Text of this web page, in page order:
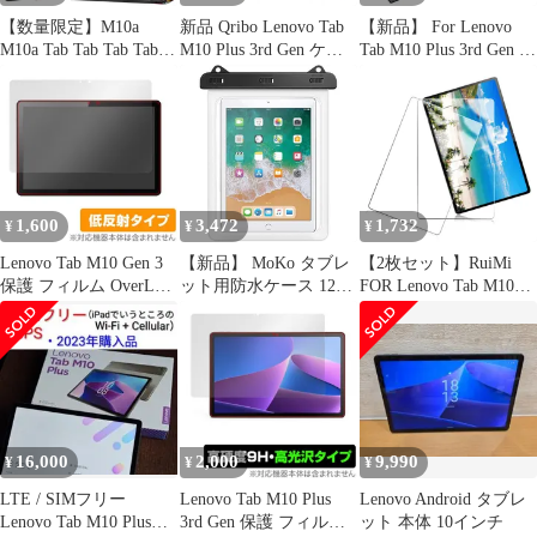
【数量限定】M10a
M10a Tab Tab Tab Tab / /
ートスリープ スタ
新品 Qribo Lenovo Tab
M10 Plus 3rd Gen ケー
ス シンプルなのに可愛
いデザイン エンボス加
工猫柄 うれしい気持ち
10.61インチ対応
Lenovo Tab M10 Plus 第
3世代 ケース 複数の視
野角 Lenovo M10
【新品】 For Lenovo
Tab M10 Plus 3rd Gen ケ
ット PC ケース カバー
Tb-125F 自動スリープ
機能付き トリフォール
ドスタンド 角度調整 防
汚 耐衝撃 耐久性保護ケ
ース (青い) 0
¥ 1,600
Lenovo Tab M10 Gen 3
保護 フィルム OverLay
Plus for レノボ タブレ
ット M10 Gen3 液晶保
護 アンチグレア 反射防
止 非光沢 指紋防止
¥ 3,472
【新品】 MoKo タブレ
ット用防水ケース 12イ
ケース 首掛けバンド付
き 手ホルダー付き 浴室
お風呂 プール 水泳 砂
浜 海水浴 iPad 第11世
代 2025 /iPad Air 11イン
チ 2025/ iPad 第9/8/ 1
¥ 1,732
【2枚セット】RuiMi
FOR Lenovo Tab M10
Plus (3rd Gen) ガラスフ
ィルム FOR Lenovo Tab
M10 Plus (3rd Gen) 液晶
保護フィルム 強化ガラ
スフィルム 日本製素材
旭硝子製 2.5D ラウ ...
¥16,000
LTE / SIMフリー
Lenovo Tab M10 Plus
¥ 2,000
Lenovo Tab M10 Plus
3rd Gen 保護 フィルム
¥9,990
Lenovo Android タブレ
ット 本体 10インチ